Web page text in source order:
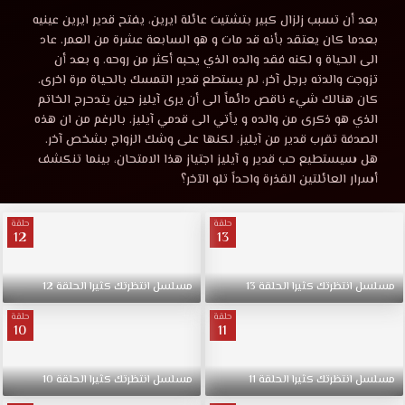
انتظرتك
كثيراً
الحلقة
6
مترجمه
عشق
مشاهدة
مسلسل
انتظرتك
كثيراً
الحلقة
6
موقع
قصة
عشق
زلزال
كبير
يفتح
قدير
بعد أن تسبب زلزال كبير بتشتيت عائلة ايرين، يفتح قدير ايرين عينيه
بعدما كان يعتقد بأنه قد مات و هو السابعة عشرة من العمر. عاد
الى الحياة و لكنه فقد والده الذي يحبه أكثر من روحه. و بعد أن
تزوجت والدته برجل آخر، لم يستطع قدير التمسك بالحياة مرة اخرى.
كان هنالك شيء ناقص دائماً الى أن يرى آيليز حين يتدحرج الخاتم
الذي هو ذكرى من والده و يأتي الى قدمي آيليز. بالرغم من ان هذه
الصدفة تقرب قدير من آيليز، لكنها على وشك الزواج بشخص آخر.
هل سيستطيع حب قدير و آيليز اجتياز هذا الامتحان، بينما تنكشف
أسرار العائلتين القذرة واحداً تلو الآخر؟
حلقة
13
مسلسلانتظرتككثيراالحلقة13
حلقة
12
مسلسلانتظرتككثيراالحلقة12
حلقة
11
مسلسلانتظرتككثيراالحلقة11
حلقة
10
مسلسلانتظرتككثيراالحلقة10